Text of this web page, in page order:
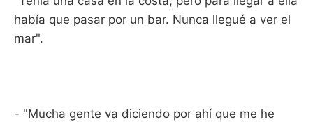
había que pasar por un bar. Nunca llegué a ver el
mar".
- "Mucha gente va diciendo por ahí que me he